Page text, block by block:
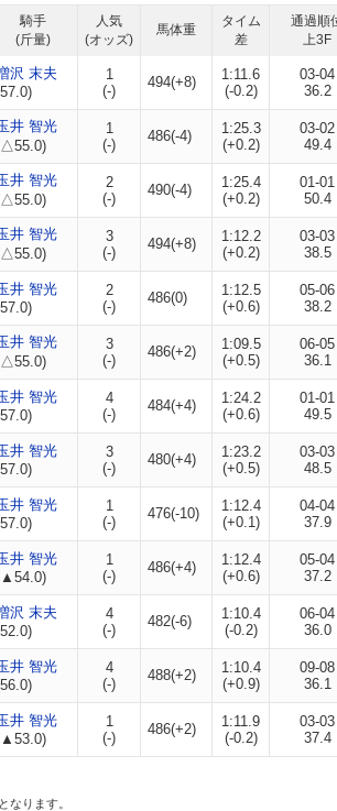
騎手
(斤量)
人気
(オッズ)
馬体重
タイム
差
通過順
上3F
沢 末夫
1
(-)
494(+8)
1:11.6
(-0.2)
03-04
36.2
井 智光
1
(-)
486(-4)
1:25.3
(+0.2)
03-02
49.4
井 智光
2
(-)
490(-4)
1:25.4
(+0.2)
01-01
50.4
井 智光
3
(-)
494(+8)
1:12.2
(+0.2)
03-03
38.5
井 智光
2
(-)
486(0)
1:12.5
(+0.6)
05-06
38.2
井 智光
3
(-)
486(+2)
1:09.5
(+0.5)
06-05
36.1
井 智光
4
(-)
484(+4)
1:24.2
(+0.6)
01-01
49.5
井 智光
3
(-)
480(+4)
1:23.2
(+0.5)
03-03
48.5
井 智光
1
(-)
476(-10)
1:12.4
(+0.1)
04-04
37.9
井 智光
1
(-)
486(+4)
1:12.4
(+0.6)
05-04
37.2
沢 末夫
4
(-)
482(-6)
1:10.4
(-0.2)
06-04
36.0
井 智光
4
(-)
488(+2)
1:10.4
(+0.9)
09-08
36.1
井 智光
1
(-)
486(+2)
1:11.9
(-0.2)
03-03
37.4
なります。